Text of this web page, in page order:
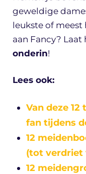
geweldige
leukste of
aan Fancy? Laat
onderin!
Lees ook:
Van deze
fan tijdens
12
(tot verdriet
12